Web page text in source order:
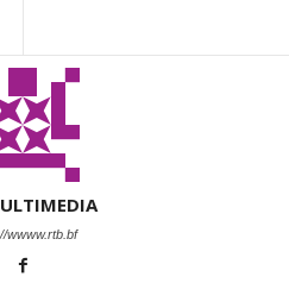
wwww.rtb.bf